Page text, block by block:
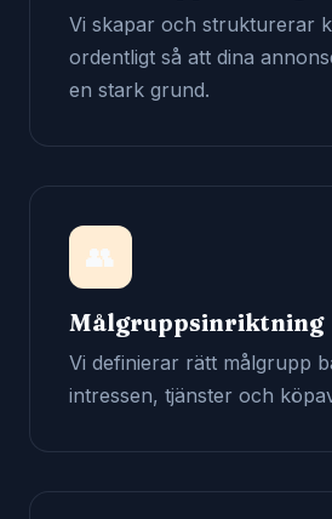
Vi skapar och strukturerar
ordentligt så att dina
en stark grund.
👥
Målgruppsinriktning
Vi definierar rätt målgrupp
intressen, tjänster och